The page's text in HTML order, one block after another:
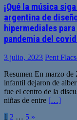
¡Qué la música
argentina de
hipermediales
pandemia del
3 julio, 2023 Pent
Resumen En marzo de
infantil dejaron de
fue el centro de la
niñas de entre […]
1 2 … 5 »